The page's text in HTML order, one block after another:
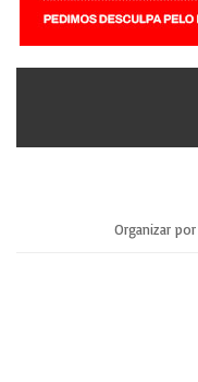
Organizar por